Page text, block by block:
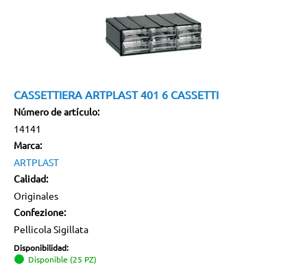
CASSETTIERA ARTPLAST 401 6 CASSETTI
Número de artículo:
14141
Marca:
ARTPLAST
Calidad:
Originales
Confezione:
Pellicola Sigillata
Disponibilidad:
Disponible (25 PZ)